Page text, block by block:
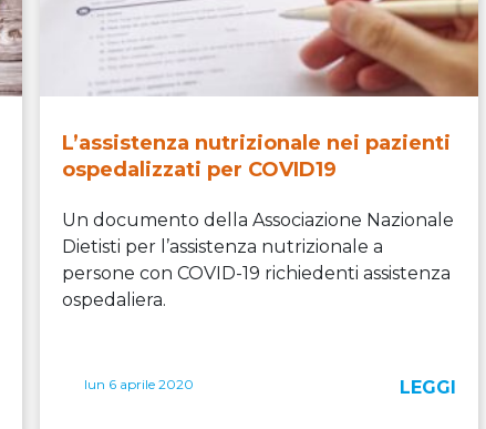
L’assistenza nutrizionale nei pazienti
ospedalizzati per COVID19
Un documento della Associazione Nazionale
Dietisti per l’assistenza nutrizionale a
persone con COVID-19 richiedenti assistenza
ospedaliera.
lun 6 aprile 2020 LEGGI